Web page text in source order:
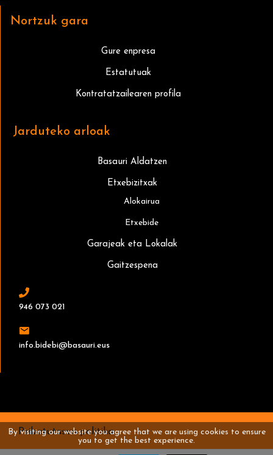
Nortzuk gara
Gure enpresa
Estatutuak
Kontratatzailearen profila
Jarduteko arloak
Basauri Aldatzen
Etxebizitxak
Alokairua
Etxebide
Garajeak eta Lokalak
Gaitzespena
946 073 021
info.bidebi@basauri.eus
Pribatutasun politika
By visiting our website you agree that we are using cookies to ensure
you to get the best experience.